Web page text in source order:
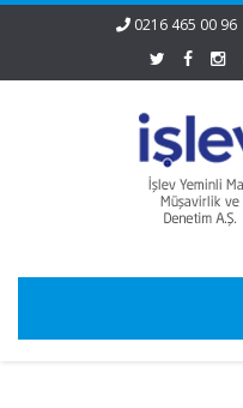
0216 465 00 96